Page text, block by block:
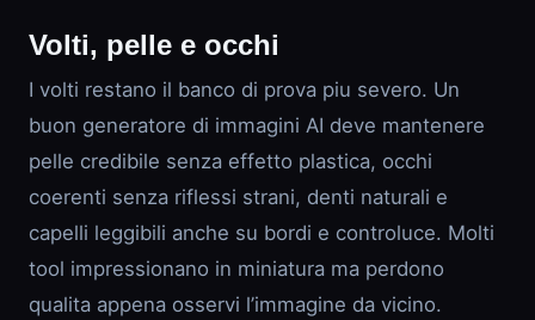
Volti, pelle e occhi
I volti restano il banco di prova piu severo. Un
buon generatore di immagini AI deve mantenere
pelle credibile senza effetto plastica, occhi
coerenti senza riflessi strani, denti naturali e
capelli leggibili anche su bordi e controluce. Molti
tool impressionano in miniatura ma perdono
qualita appena osservi l’immagine da vicino.